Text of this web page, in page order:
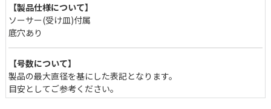
【製品仕様について】
ソーサー(受け皿)付属
底穴あり
【号数について】
製品の最大直径を基にした表記となります。
目安としてご参考ください。